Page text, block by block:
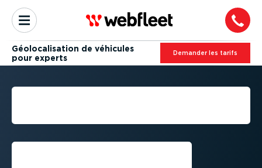
Géolo­ca­li­sation de véhicules
pour experts
Demander les tarifs
GÉOLO­CA­LI­SATION DE